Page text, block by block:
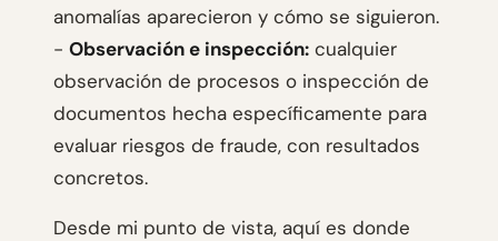
anomalías aparecieron y cómo se siguieron.
- Observación e inspección: cualquier
observación de procesos o inspección de
documentos hecha específicamente para
evaluar riesgos de fraude, con resultados
concretos.
Desde mi punto de vista, aquí es donde